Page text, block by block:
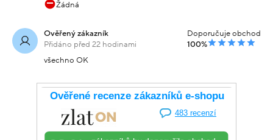
Žádná
Ověřený zákazník
Přidáno před 22 hodinami
Doporučuje obchod
100%
všechno OK